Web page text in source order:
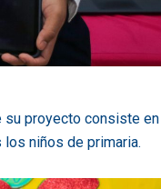
su proyecto consiste en
niños de primaria.